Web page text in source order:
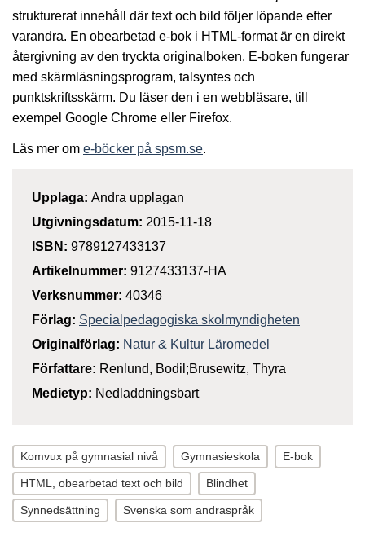
strukturerat innehåll där text och bild följer löpande efter
varandra. En obearbetad e-bok i HTML-format är en direkt
återgivning av den tryckta originalboken. E-boken fungerar
med skärmläsningsprogram, talsyntes och
punktskriftsskärm. Du läser den i en webbläsare, till
exempel Google Chrome eller Firefox.
Läs mer om e-böcker på spsm.se.
Upplaga: Andra upplagan
Utgivningsdatum: 2015-11-18
ISBN: 9789127433137
Artikelnummer: 9127433137-HA
Verksnummer: 40346
Förlag: Specialpedagogiska skolmyndigheten
Originalförlag: Natur & Kultur Läromedel
Författare: Renlund, Bodil;Brusewitz, Thyra
Medietyp: Nedladdningsbart
Komvux på gymnasial nivå Gymnasieskola E-bok
HTML, obearbetad text och bild Blindhet
Synnedsättning Svenska som andraspråk